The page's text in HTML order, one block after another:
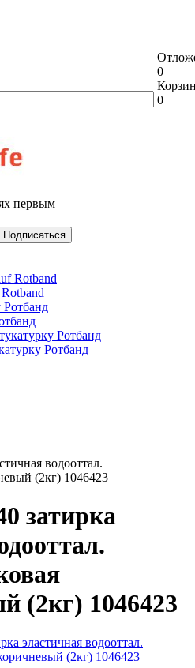
0
0
первым
Ротбанд
водооттал.
(2кг) 1046423
затирка
(2кг) 1046423